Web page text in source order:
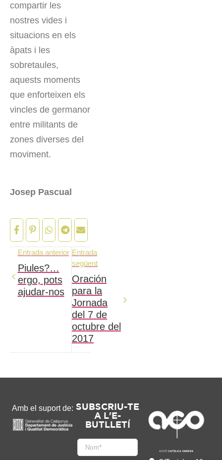
compartir les
nostres vides i
situacions en els
àpats i les
sobretaules,
aquests moments
que enforteixen els
vincles de germanor
entre militants de
zones diverses del
moviment.
Josep Pascual
Entrada anterior
Piules?…
ergo, pots
ajudar-nos
Entrada
següent
Oración
para la
Jornada
del 7 de
octubre del
2017
Amb el suport de: SUBSCRIU-TE
A L'E-
BUTLLETÍ